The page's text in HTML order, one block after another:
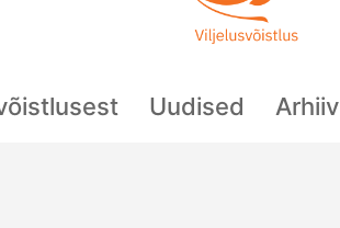
Uudised Arhiiv